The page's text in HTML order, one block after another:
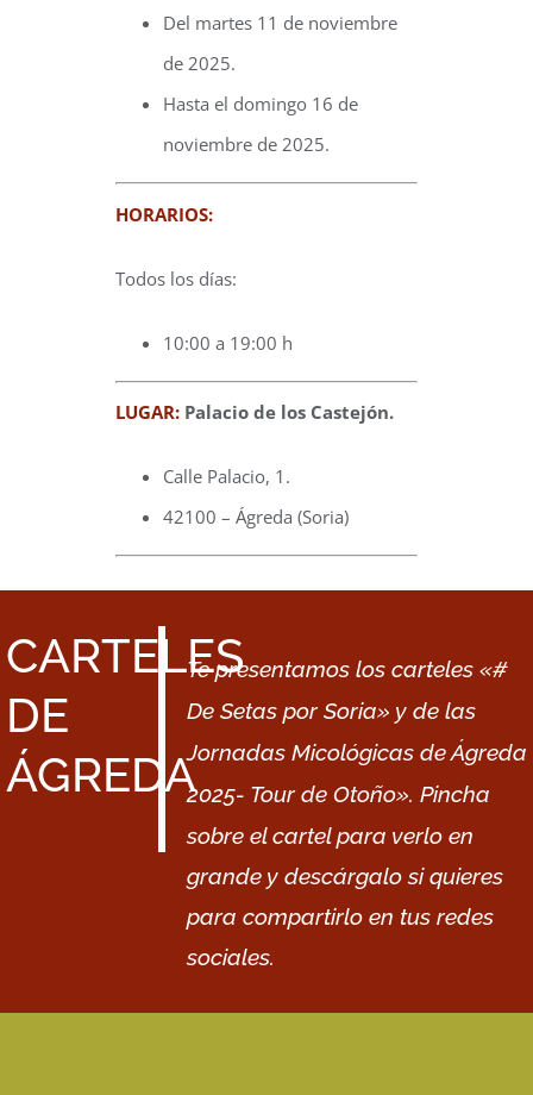
Del martes 11 de noviembre
de 2025.
Hasta el domingo 16 de
noviembre de 2025.
HORARIOS:
Todos los días:
10:00 a 19:00 h
LUGAR: Palacio de los Castejón.
Calle Palacio, 1.
42100 – Ágreda (Soria)
CARTELES
DE
ÁGREDA
Te presentamos los carteles «#
De Setas por Soria» y de las
Jornadas Micológicas de Ágreda
2025- Tour de Otoño». Pincha
sobre el cartel para verlo en
grande y descárgalo si quieres
para compartirlo en tus redes
sociales.